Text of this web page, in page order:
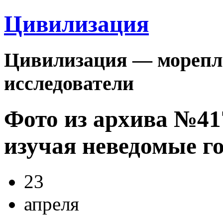
Цивилизация
Цивилизация —
исследователи
Фото из архива
изучая неведомые
23
апреля